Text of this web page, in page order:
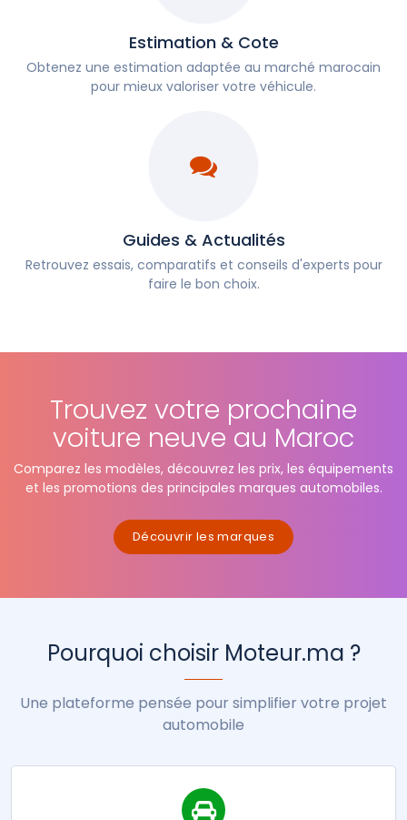
Estimation & Cote
Obtenez une estimation adaptée au marché marocain
pour mieux valoriser votre véhicule.
Guides & Actualités
Retrouvez essais, comparatifs et conseils d'experts pour
faire le bon choix.
Trouvez votre prochaine
voiture neuve au Maroc
Comparez les modèles, découvrez les prix, les équipements
et les promotions des principales marques automobiles.
Découvrir les marques
Pourquoi choisir Moteur.ma ?
Une plateforme pensée pour simplifier votre projet
automobile